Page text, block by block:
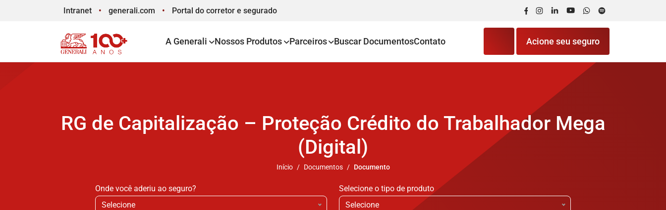
Intranet generali.com Portal do corretor e segurado FacebookInstagram
LinkedInYouTubeWhatsApp
Spotify
A Generali Nossos Produtos Parceiros Buscar DocumentosContato Acione seu seguro
RG de Capitalização – Proteção Crédito do Trabalhador Mega
(Digital)
Início Documentos Documento
Onde você aderiu ao seguro?
Selecione
Selecione o tipo de produto
Selecione